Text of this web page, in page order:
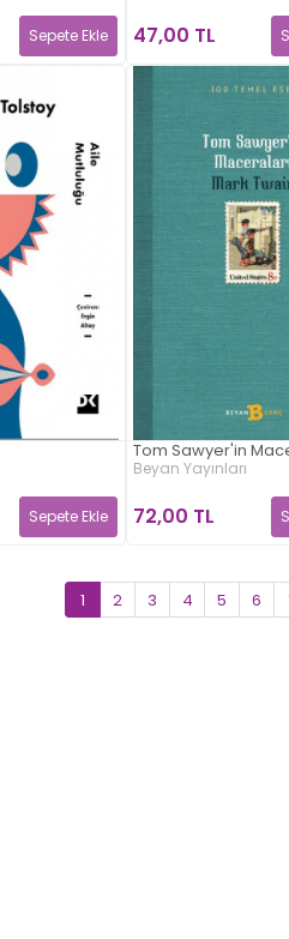
Sepete Ekle 47,00 TL
Sepete Ekle
Tom Sawyer'in
Beyan Yayınları
72,00 TL
1 2 3 4 5 6